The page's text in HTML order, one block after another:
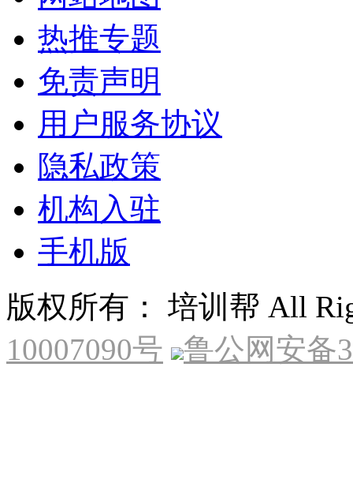
热推专题
免责声明
用户服务协议
隐私政策
机构入驻
手机版
版权所有： 培训帮 All
10007090号
鲁公网安备